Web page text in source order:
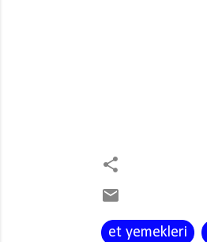
et yemekleri